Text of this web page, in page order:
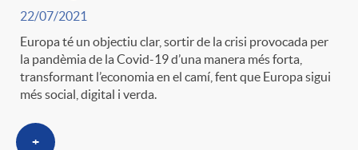
22/07/2021
Europa té un objectiu clar, sortir de la crisi provocada per
la pandèmia de la Covid-19 d’una manera més forta,
transformant l’economia en el camí, fent que Europa sigui
més social, digital i verda.
+